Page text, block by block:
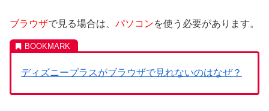
ブラウザで見る場合は、 パソコンを使う必要があります。
ディズニープラスがブラウザで見れないのはなぜ？